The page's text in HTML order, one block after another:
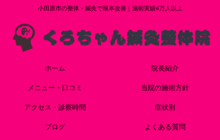
小田原市の整体・鍼灸で根本改善｜施術実績4万人以上
ホーム 院長紹介
メニュー・口コミ 当院の施術方針
アクセス・診察時間 症状別
ブログ よくある質問